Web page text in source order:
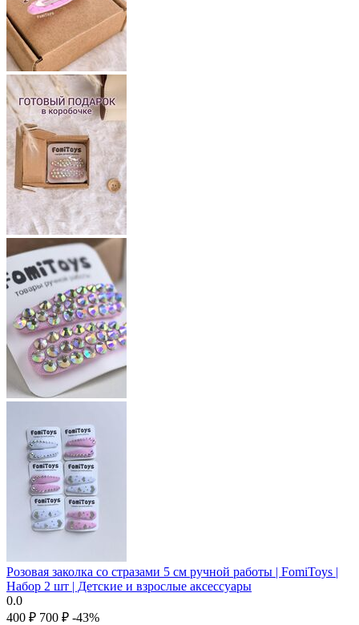
Розовая заколка со стразами 5 см ручной работы | FomiToys |
Набор 2 шт | Детские и взрослые аксессуары
0.0
‍400‍ ₽ ‍700‍ ₽ -43%